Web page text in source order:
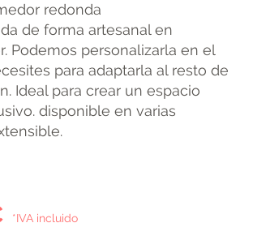
redonda
de forma artesanal en
Podemos personalizarla en el
para adaptarla al resto de
Ideal para crear un espacio
disponible en varias
*IVA incluido